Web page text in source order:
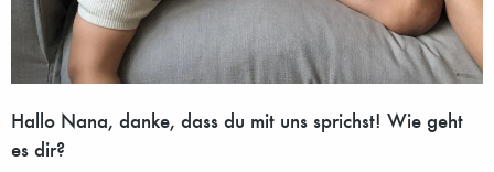
Hallo Nana, danke, dass du mit uns sprichst! Wie geht
es dir?